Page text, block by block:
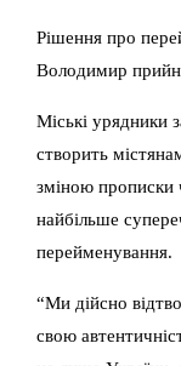
Рішення про
Володимир
Міські урядники
створить
зміною прописки
найбільше
перейменування.
“Ми дійсно
свою